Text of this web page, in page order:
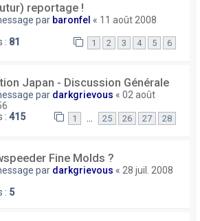
reportage !
par baronfel « 11 août 2008
: 81 1 2 3 4 5 6
Japan - Discussion Générale
par darkgrievous « 02 août
: 415 1 25 26 27 28
Fine Molds ?
par darkgrievous « 28 juil. 2008
: 5